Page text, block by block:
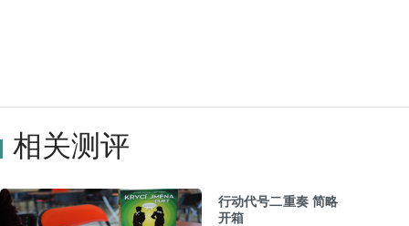
相关测评
行动代号二重奏 简略
开箱